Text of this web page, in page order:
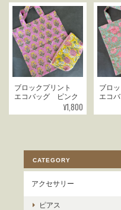
ブロックプリント
エコバッグ ピンク
¥1,800
ブロ
エコ
CATEGORY
アクセサリー
ピアス